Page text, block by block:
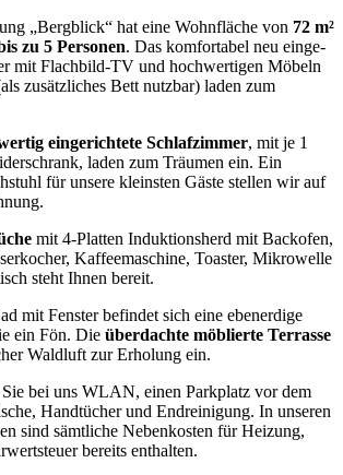
„Bergblick“ hat eine Wohnflä­che von 72 m²
zu 5 Perso­nen. Das komfor­ta­bel neu einge­
mit Flach­bild-TV und hochwer­ti­gen Möbeln
zusätz­li­ches Bett nutzbar) laden zum
einge­rich­tete Schlaf­zim­mer, mit je 1
laden zum Träumen ein. Ein
für unsere kleins­ten Gäste stellen wir auf
mit 4‑Platten Induk­ti­ons­herd mit Backofen,
Kaffee­ma­schine, Toaster, Mikro­welle
steht Ihnen bereit.
mit Fenster befin­det sich eine ebenerdige
ein Fön. Die überdachte möblierte Terrasse
Waldluft zur Erholung ein.
Sie bei uns WLAN, einen Parkplatz vor dem
Handtü­cher und Endrei­ni­gung. In unseren
sind sämtli­che Neben­kos­ten für Heizung,
bereits enthalten.